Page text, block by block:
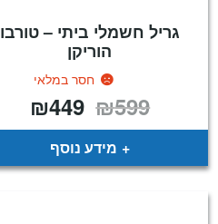
גריל חשמלי ביתי – טורבו
הוריקן
חסר במלאי
₪599 המחיר
המקורי
היה:
₪449
הוא:
מידע נוסף